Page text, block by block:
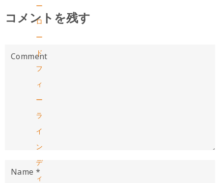
ー
ロ
ー
ド
フ
ィ
ー
ラ
イ
ン
デ
ィ
コメントを残す